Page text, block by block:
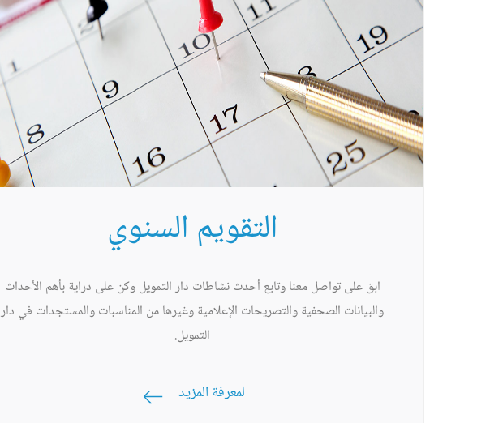
التقويم السنوي
ابق على تواصل معنا وتابع أحدث نشاطات دار التمويل وكن على دراية بأهم الأحداث
والبيانات الصحفية والتصريحات الإعلامية وغيرها من المناسبات والمستجدات في دار
التمويل.
لمعرفة المزيد